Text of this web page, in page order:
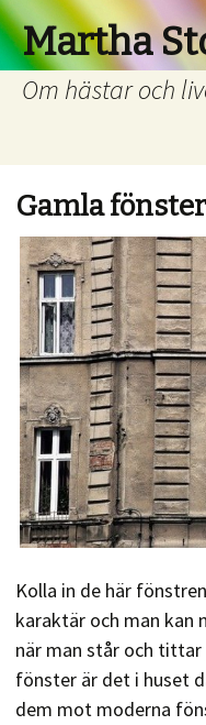
Martha
Om hästar och
Gamla
Kolla in de här
karaktär och man kan
när man står och tittar
fönster är det i huset
dem mot moderna